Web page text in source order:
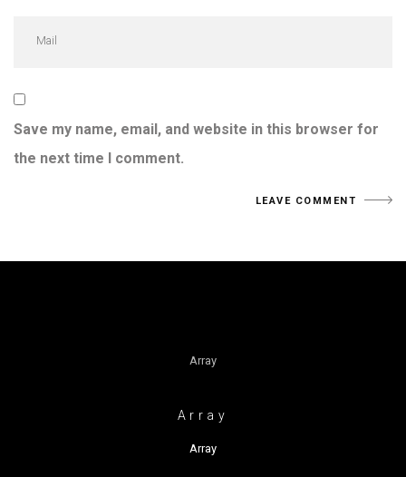
Save my name, email, and website in this browser for
the next time I comment.
Array
Array
Array